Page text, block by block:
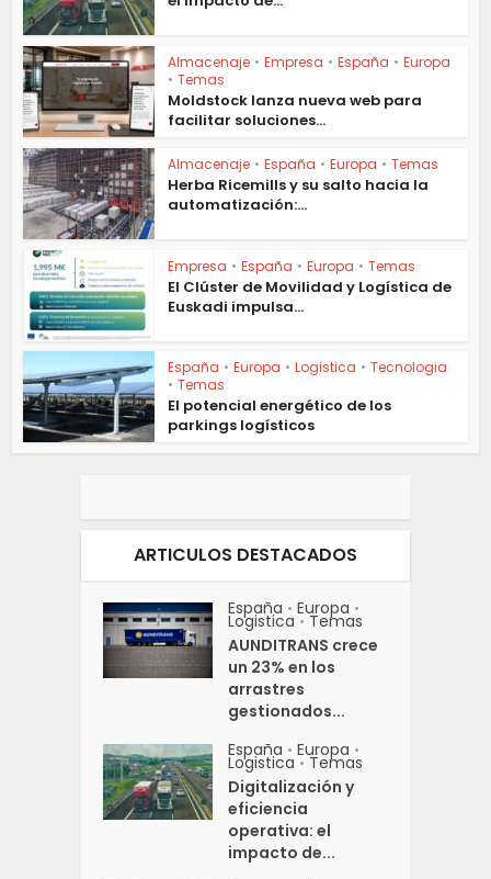
Almacenaje • Empresa • España • Europa
• Temas
Moldstock lanza nueva web para
facilitar soluciones...
Almacenaje • España • Europa • Temas
Herba Ricemills y su salto hacia la
automatización:...
Empresa • España • Europa • Temas
El Clúster de Movilidad y Logística de
Euskadi impulsa...
España • Europa • Logistica • Tecnologia
• Temas
El potencial energético de los
parkings logísticos
ARTICULOS DESTACADOS
España • Europa •
Logistica • Temas
AUNDITRANS crece
un 23% en los
arrastres
gestionados...
España • Europa •
Logistica • Temas
Digitalización y
eficiencia
operativa: el
impacto de...